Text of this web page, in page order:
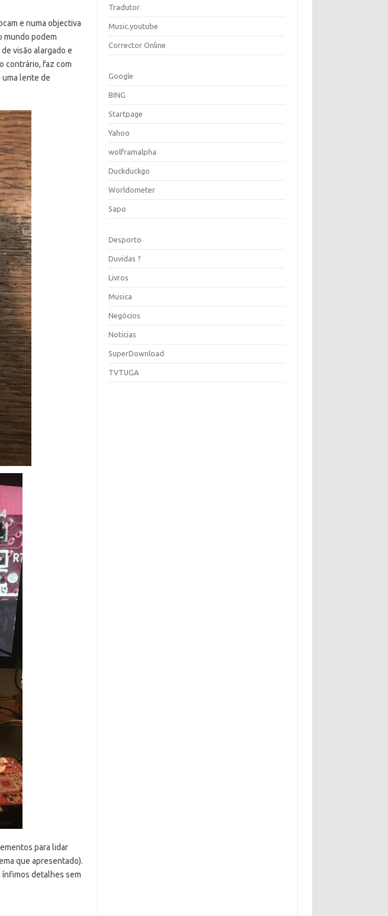
e numa objectiva
mundo podem
visão alargado e
contrário, faz com
uma lente de
para lidar
que apresentado).
ínfimos detalhes sem
Tradutor
Music.youtube
Corrector Online
Google
BING
Startpage
Yahoo
wolframalpha
Duckduckgo
Worldometer
Sapo
Desporto
Duvidas ?
Livros
Musica
Negócios
Noticias
SuperDownload
TVTUGA